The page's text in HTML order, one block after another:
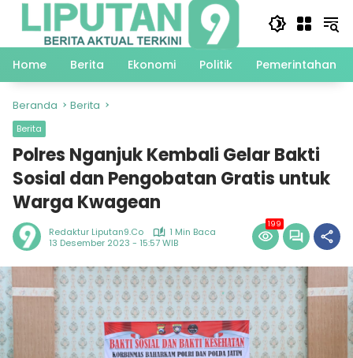
Langsung
Home
Berita Ekonomi Politik Pemerintahan
Beranda Berita
Berita
Polres Nganjuk Kembali Gelar Bakti
Sosial dan Pengobatan Gratis untuk
Warga Kwagean
Redaktur Liputan9.co
1 Min Baca
13 Desember 2023 - 15:57 WIB
199